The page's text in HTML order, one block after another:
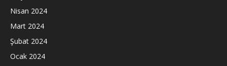
Nisan 2024
Mart 2024
Şubat 2024
Ocak 2024